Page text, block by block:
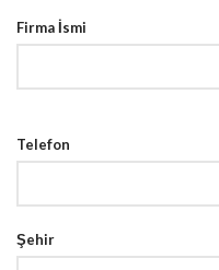
Firma İsmi
Telefon
Şehir